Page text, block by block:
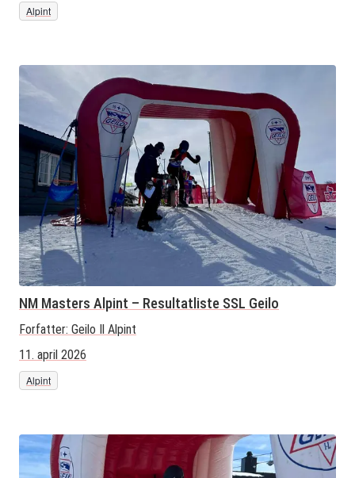
Alpint
NM Masters Alpint – Resultatliste SSL Geilo
Forfatter: Geilo Il Alpint
11. april 2026
Alpint